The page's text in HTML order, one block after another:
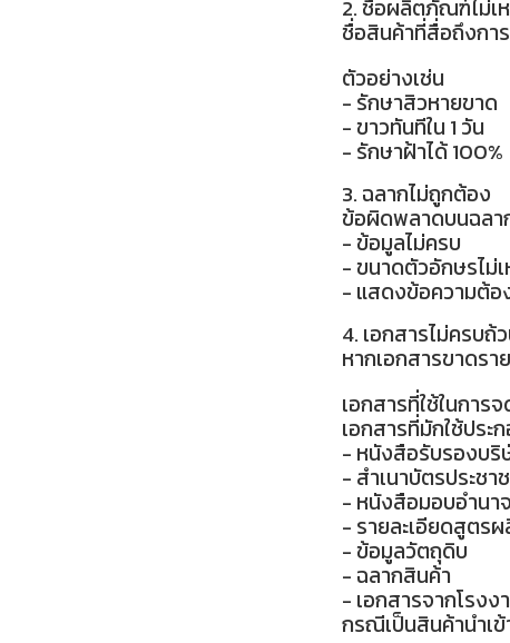
2. ชื่อผลิตภัณฑ์ไม่เ
ชื่อสินค้าที่สื่อถึงกา
ตัวอย่างเช่น
- รักษาสิวหายขาด
- ขาวทันทีใน 1 วัน
- รักษาฝ้าได้ 100%
3. ฉลากไม่ถูกต้อง
ข้อผิดพลาดบนฉลา
- ข้อมูลไม่ครบ
- ขนาดตัวอักษรไม่เ
- แสดงข้อความต้อ
4. เอกสารไม่ครบถ้
หากเอกสารขาดร
เอกสารที่ใช้ในการ
เอกสารที่มักใช้ประ
- หนังสือรับรองบริ
- สำเนาบัตรประชา
- หนังสือมอบอำนา
- รายละเอียดสูตร
- ข้อมูลวัตถุดิบ
- ฉลากสินค้า
- เอกสารจากโรง
กรณีเป็นสินค้านำเข้